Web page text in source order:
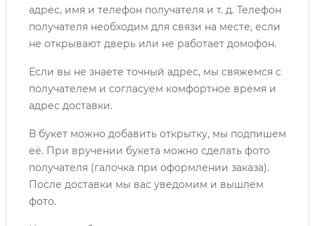
адрес, имя и телефон получателя и т. д. Телефон
получателя необходим для связи на месте, если
не открывают дверь или не работает домофон.
Если вы не знаете точный адрес, мы свяжемся с
получателем и согласуем комфортное время и
адрес доставки.
В букет можно добавить открытку, мы подпишем
её. При вручении букета можно сделать фото
получателя (галочка при оформлении заказа).
После доставки мы вас уведомим и вышлем
фото.